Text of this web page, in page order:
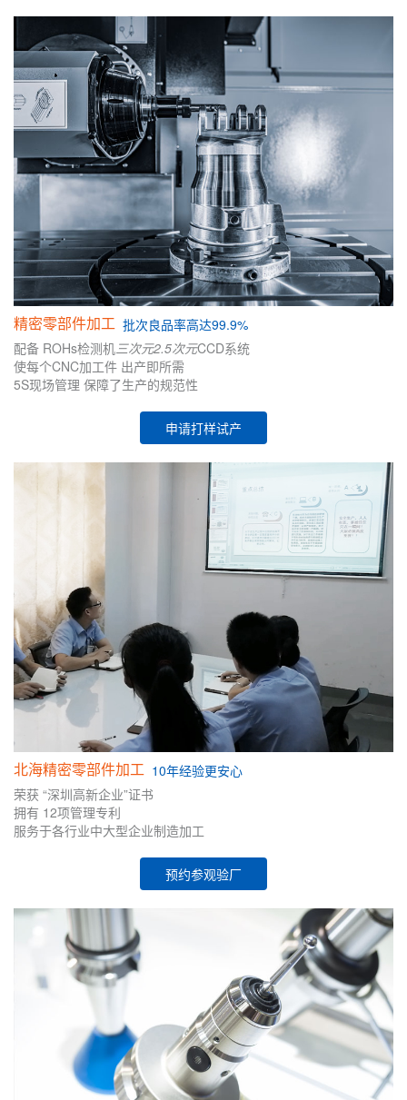
精密零部件加工 批次良品率高达99.9%
配备 ROHs检测机三次元2.5次元CCD系统
使每个CNC加工件 出产即所需
5S现场管理 保障了生产的规范性
申请打样试产
北海精密零部件加工 10年经验更安心
荣获 “深圳高新企业”证书
拥有 12项管理专利
服务于各行业中大型企业制造加工
预约参观验厂